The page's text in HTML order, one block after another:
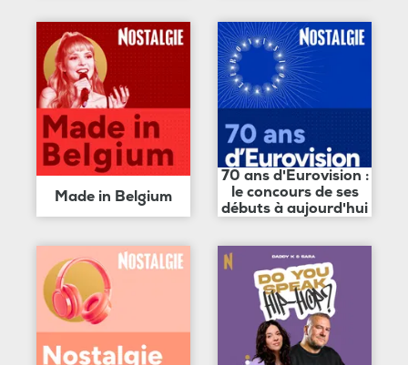
Made in Belgium
70 ans d'Eurovision :
le concours de ses
débuts à aujourd'hui